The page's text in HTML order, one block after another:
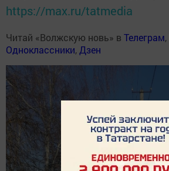
https://max.ru/tatmedia
Читай «Волжскую новь» в Телеграм,
Одноклассники, Дзен